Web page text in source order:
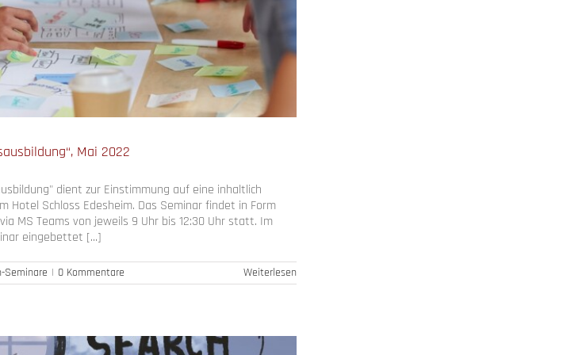
Mai 2022
dient zur Einstimmung auf eine inhaltlich
Hotel Schloss Edesheim. Das Seminar findet in Form
MS Teams von jeweils 9 Uhr bis 12:30 Uhr statt. Im
eingebettet [...]
Seminare | 0 Kommentare Weiterlesen